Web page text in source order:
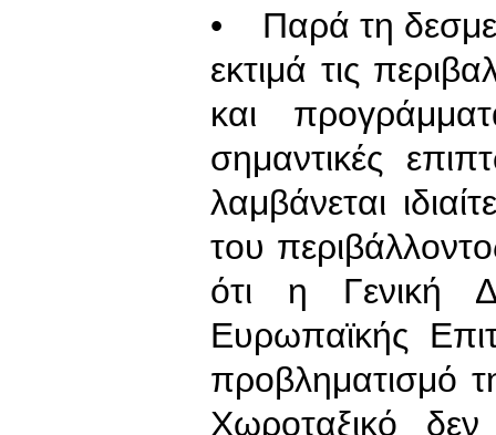
• Παρά τη
εκτιμά τις
και
σημαντικές
λαμβάνεται
του
ότι η Γενική
Ευρωπαϊκής
προβληματισμό
Χωροταξικό